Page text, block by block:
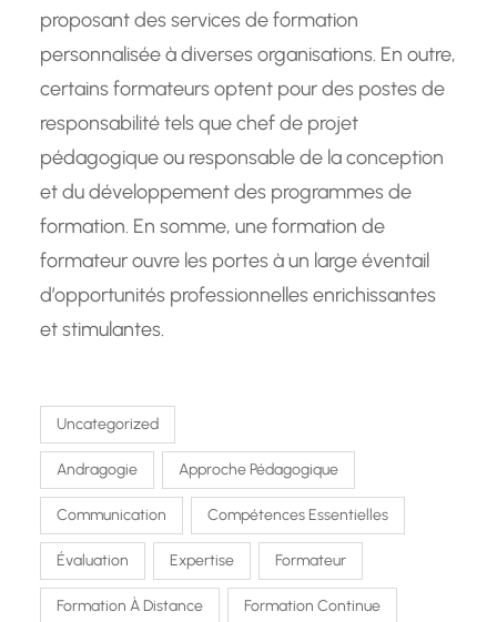
proposant des services de formation
personnalisée à diverses organisations. En outre,
certains formateurs optent pour des postes de
responsabilité tels que chef de projet
pédagogique ou responsable de la conception
et du développement des programmes de
formation. En somme, une formation de
formateur ouvre les portes à un large éventail
d’opportunités professionnelles enrichissantes
et stimulantes.
Uncategorized
Andragogie Approche Pédagogique
Communication Compétences Essentielles
Évaluation Expertise Formateur
Formation À Distance Formation Continue